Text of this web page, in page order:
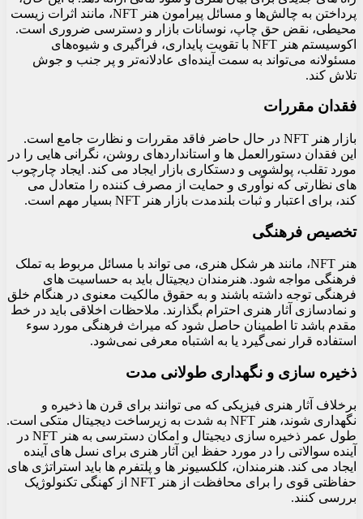
پرداختن به چالش‌ها و مسائل پیرامون هنر NFT، مانند اثرات زیست‌
محیطی، نقض حق چاپ، نوسانات بازار و دسترسی ضروری است.
اکوسیستم هنر NFT با تقویت پایداری، فراگیری و شیوه‌های
مسئولانه می‌تواند به سمت آینده‌ای عادلانه‌تر و پر جنب و جوش
تلاش کند.
فقدان مقررات
بازار هنر NFT در حال حاضر فاقد مقررات و نظارت جامع است.
این فقدان دستورالعمل ها و استانداردهای روشن، نگرانی هایی را در
مورد تقلب، پولشویی و دستکاری بازار ایجاد می کند. ایجاد چارچوب
های نظارتی که نوآوری و حمایت از مصرف کننده را متعادل می
کند، برای اعتبار و ثبات بلندمدت بازار هنر NFT بسیار مهم است.
تخصیص فرهنگی
هنر NFT، مانند هر شکل هنری، می تواند با مسائل مربوط به تملک
فرهنگی مواجه شود. هنرمندان دیجیتال باید به حساسیت‌ های
فرهنگی توجه داشته باشند و به حقوق مالکیت معنوی در هنگام خلق
و نمادسازی آثار هنری احترام بگذارند. ملاحظات اخلاقی باید در خط
مقدم باشد تا اطمینان حاصل شود که میراث فرهنگی مورد سوء
استفاده قرار نمی‌گیرد یا به اشتباه معرفی نمی‌شود.
ذخیره سازی و نگهداری طولانی مدت
برخلاف آثار هنری فیزیکی که می توانند برای قرن ها ذخیره و
نگهداری شوند، هنر NFT به شدت به زیرساخت دیجیتال متکی است.
طول عمر ذخیره سازی دیجیتال و امکان دسترسی به هنر NFT در
آینده سوالاتی را در مورد حفظ این آثار هنری برای نسل های آینده
ایجاد می کند. هنرمندان، کلکسیونر ها و پلتفرم‌ ها باید استراتژی‌ های
حفاظتی قوی را برای محافظت از هنر NFT از کهنگی تکنولوژیک
بررسی کنند.